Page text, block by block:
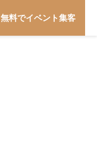
無料でイベント集客